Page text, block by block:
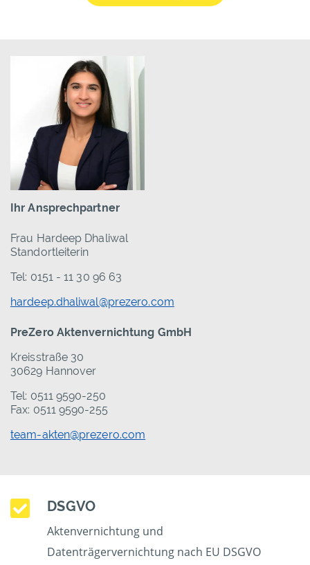
Ihr Ansprechpartner
Frau Hardeep Dhaliwal
Standortleiterin
Tel: 0151 - 11 30 96 63
hardeep.dhaliwal@prezero.com
PreZero Aktenvernichtung GmbH
Kreisstraße 30
30629 Hannover
Tel: 0511 9590-250
Fax: 0511 9590-255
team-akten@prezero.com
DSGVO
Aktenvernichtung und
Datenträgervernichtung nach EU DSGVO